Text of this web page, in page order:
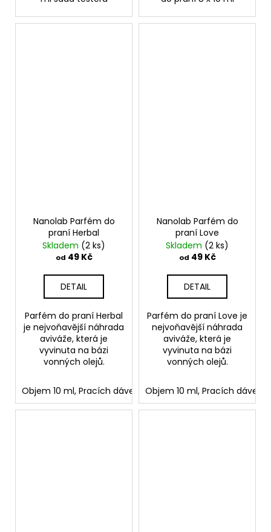
Nanolab Parfém do
praní Herbal
Skladem (2 ks)
od 49 Kč
DETAIL
Parfém do praní Herbal
je nejvoňavější náhrada
aviváže, která je
vyvinuta na bázi
vonných olejů.
Objem 10 ml, Pracích dávek: 2 Objem 150 ml, Pracích
Nanolab Parfém do
praní Love
Skladem (2 ks)
od 49 Kč
DETAIL
Parfém do praní Love je
nejvoňavější náhrada
aviváže, která je
vyvinuta na bázi
vonných olejů.
Objem 10 ml, Pracích dávek: 2